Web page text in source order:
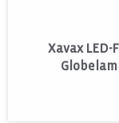
Xavax LED-